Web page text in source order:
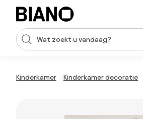
Navigatie overslaan, naar inhoud springen
Zoekopdracht invoeren
Kinderkamer Kinderkamer decoratie